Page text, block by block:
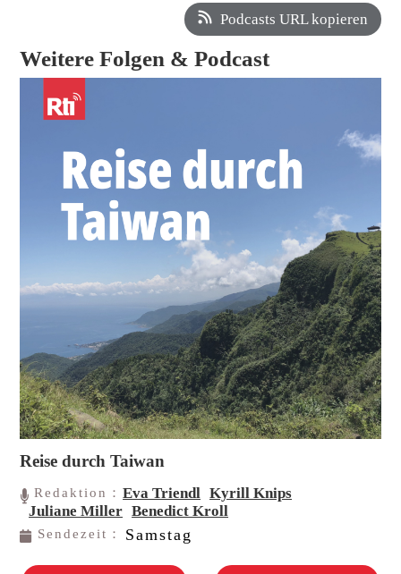
Podcasts URL kopieren
Weitere Folgen & Podcast
Reise durch Taiwan
Redaktion：Eva Triendl Kyrill Knips
Juliane Miller Benedict Kroll
Sendezeit： Samstag